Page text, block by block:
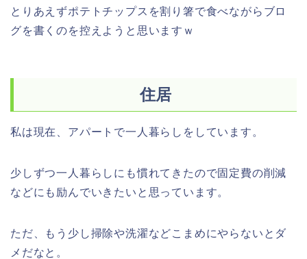
とりあえずポテトチップスを割り箸で食べながらブロ
グを書くのを控えようと思いますｗ
住居
私は現在、アパートで一人暮らしをしています。
少しずつ一人暮らしにも慣れてきたので固定費の削減
などにも励んでいきたいと思っています。
ただ、もう少し掃除や洗濯などこまめにやらないとダ
メだなと。